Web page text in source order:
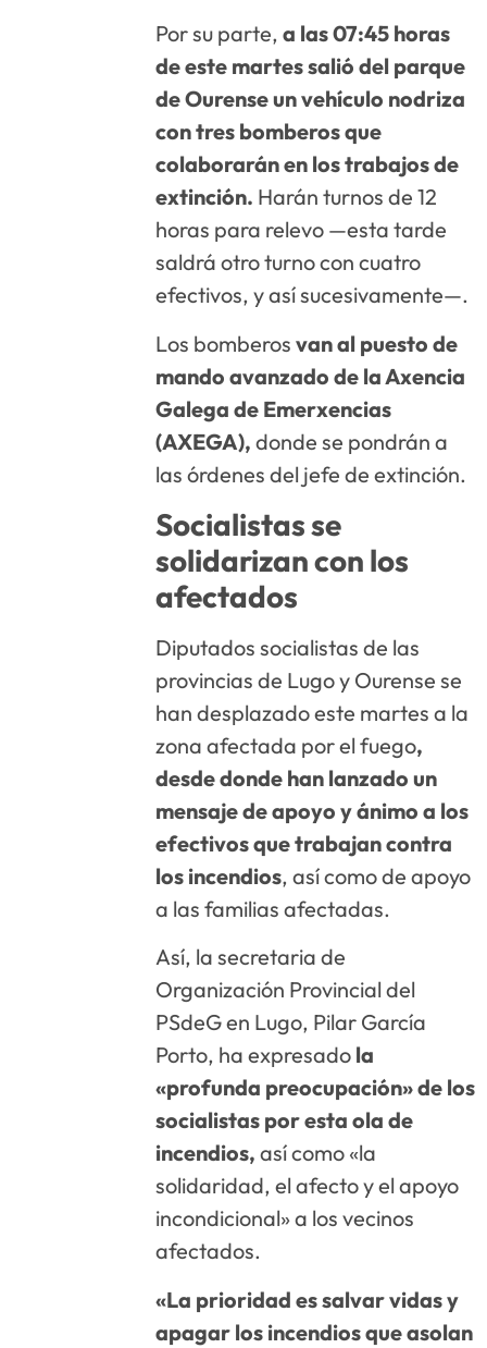
Por su parte, a las 07:45 horas
de este martes salió del parque
de Ourense un vehículo nodriza
con tres bomberos que
colaborarán en los trabajos de
extinción. Harán turnos de 12
horas para relevo —esta tarde
saldrá otro turno con cuatro
efectivos, y así sucesivamente—.
Los bomberosvan al puesto de
mando avanzado de la Axencia
Galega de Emerxencias
(AXEGA), donde se pondrán a
las órdenes del jefe de extinción.
Socialistas se
solidarizan con los
afectados
Diputados socialistas de las
provincias de Lugo y Ourense se
han desplazado este martes a la
zona afectada por el fuego,
desde donde han lanzado un
mensaje de apoyo y ánimo a los
efectivos que trabajan contra
los incendios, así como de apoyo
a las familias afectadas.
Así, la secretaria de
Organización Provincial del
PSdeG en Lugo, Pilar García
Porto, ha expresado la
«profunda preocupación» de los
socialistas por esta ola de
incendios, así como «la
solidaridad, el afecto y el apoyo
incondicional» a los vecinos
afectados.
«La prioridad es salvar vidas y
apagar los incendios que asolan